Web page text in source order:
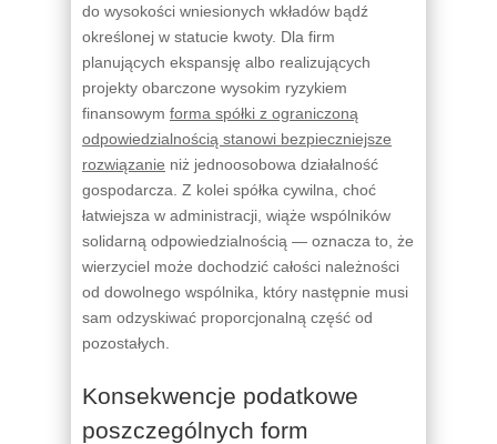
do wysokości wniesionych wkładów bądź
określonej w statucie kwoty. Dla firm
planujących ekspansję albo realizujących
projekty obarczone wysokim ryzykiem
finansowym forma spółki z ograniczoną
odpowiedzialnością stanowi bezpieczniejsze
rozwiązanie niż jednoosobowa działalność
gospodarcza. Z kolei spółka cywilna, choć
łatwiejsza w administracji, wiąże wspólników
solidarną odpowiedzialnością — oznacza to, że
wierzyciel może dochodzić całości należności
od dowolnego wspólnika, który następnie musi
sam odzyskiwać proporcjonalną część od
pozostałych.
Konsekwencje podatkowe
poszczególnych form